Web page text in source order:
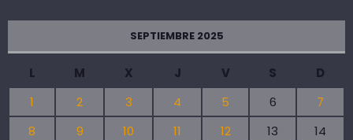
SEPTIEMBRE 2025
L M X J V S
D
1
2 3 4 5 6
7
8
9 10 11 12 13
14